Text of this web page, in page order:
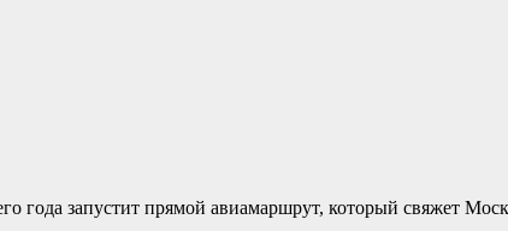
года запустит прямой авиамаршрут, который свяжет